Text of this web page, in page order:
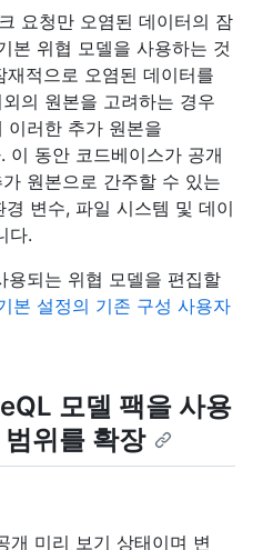
요청만 오염된 데이터의 잠
본 위협 모델을 사용하는 것
적으로 오염된 데이터를
의 원본을 고려하는 경우
이러한 추가 원본을
이 동안 코드베이스가 공개
원본으로 간주할 수 있는
변수, 파일 시스템 및 데이
다.
용되는 위협 모델을 편집할
본 설정의 기존 구성 사용자
모델 팩을 사용
위를 확장
개 미리 보기 상태이며 변